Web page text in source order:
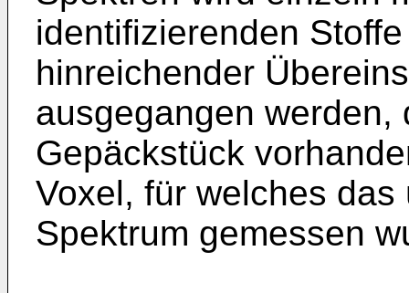
identifizierenden
hinreichender
ausgegangen
Gepäckstück
Voxel, für welches
Spektrum gemessen